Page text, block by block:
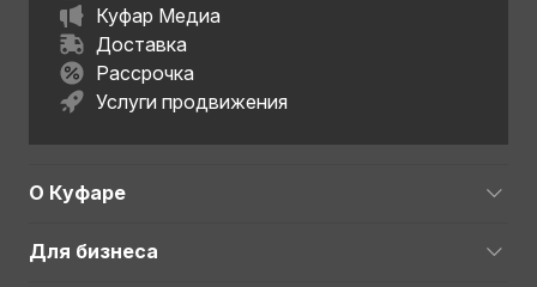
Куфар Медиа
Доставка
Рассрочка
Услуги продвижения
О Куфаре
Для бизнеса